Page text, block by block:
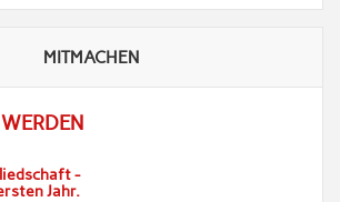
MITMACHEN
-
Jahr.